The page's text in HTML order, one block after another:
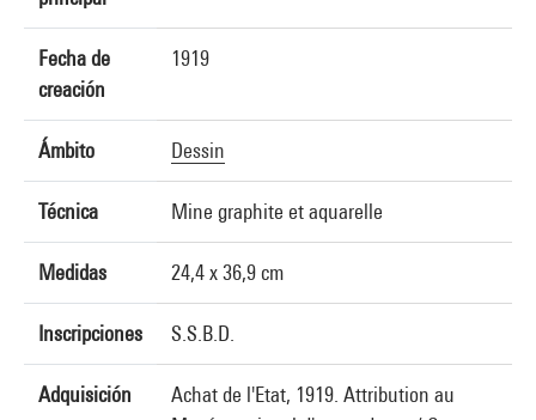
Fecha de
creación
1919
Ámbito Dessin
Técnica Mine graphite et aquarelle
Medidas 24,4 x 36,9 cm
Inscripciones S.S.B.D.
Adquisición
Achat de l'Etat, 1919. Attribution au